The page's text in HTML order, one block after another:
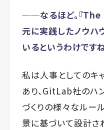
──なるほど。『
元に実践したノウハ
いるというわけですね
私は人事としてのキ
あり、GitLab社のハ
づくりの様々なルー
景に基づいて設計さ